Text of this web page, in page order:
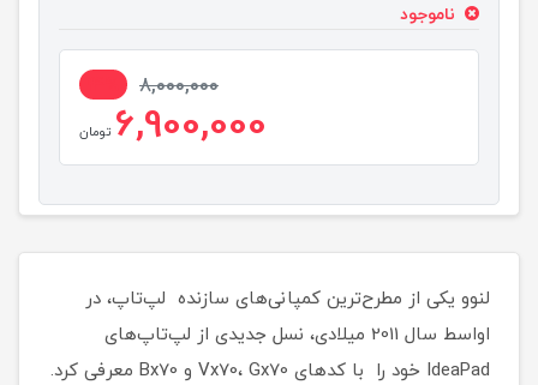
ناموجود
8,000,000
6,900,000 تومان
لنوو یکی از مطرح‌ترین کمپانی‌های سازنده لپ‌تاپ، در
اواسط سال 2011 میلادی، نسل جدیدی از لپ‌تاپ‌های
IdeaPad خود را با کدهای Vx70، Gx70 و Bx70 معرفی کرد.